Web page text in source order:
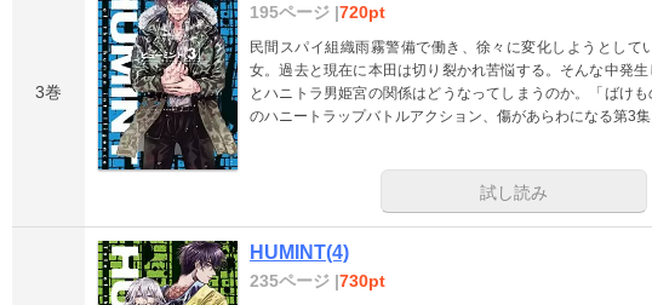
3巻
195ページ |720pt
民間スパイ組織雨霧警備で働き、徐々に変化しようとして
女。過去と現在に本田は切り裂かれ苦悩する。そんな中発
とハニトラ男姫宮の関係はどうなってしまうのか。「ばけ
のハニートラップバトルアクション、傷があらわになる第3集
試し読み
HUMINT(4)
235ページ |730pt